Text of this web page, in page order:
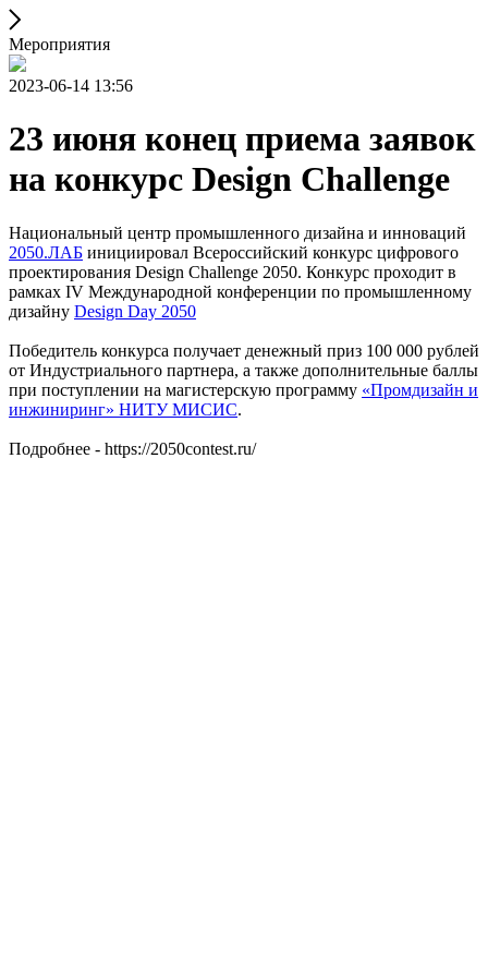
Мероприятия
2023-06-14 13:56
23 июня конец приема заявок
на конкурс Design Challenge
Национальный центр промышленного дизайна и инноваций
2050.ЛАБ инициировал Всероссийский конкурс цифрового
проектирования Design Challenge 2050. Конкурс проходит в
рамках IV Международной конференции по промышленному
дизайну Design Day 2050
Победитель конкурса получает денежный приз 100 000 рублей
от Индустриального партнера, а также дополнительные баллы
при поступлении на магистерскую программу «Промдизайн и
инжиниринг» НИТУ МИСИС.
Подробнее - https://2050contest.ru/